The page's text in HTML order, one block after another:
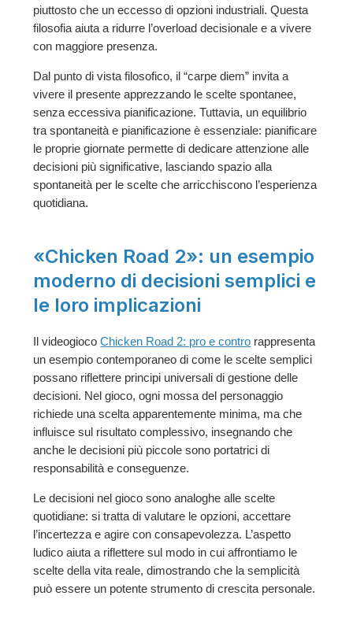
piuttosto che un eccesso di opzioni industriali. Questa
filosofia aiuta a ridurre l’overload decisionale e a vivere
con maggiore presenza.
Dal punto di vista filosofico, il “carpe diem” invita a
vivere il presente apprezzando le scelte spontanee,
senza eccessiva pianificazione. Tuttavia, un equilibrio
tra spontaneità e pianificazione è essenziale: pianificare
le proprie giornate permette di dedicare attenzione alle
decisioni più significative, lasciando spazio alla
spontaneità per le scelte che arricchiscono l’esperienza
quotidiana.
«Chicken Road 2»: un esempio
moderno di decisioni semplici e
le loro implicazioni
Il videogiocoChicken Road 2: pro e contro rappresenta
un esempio contemporaneo di come le scelte semplici
possano riflettere principi universali di gestione delle
decisioni. Nel gioco, ogni mossa del personaggio
richiede una scelta apparentemente minima, ma che
influisce sul risultato complessivo, insegnando che
anche le decisioni più piccole sono portatrici di
responsabilità e conseguenze.
Le decisioni nel gioco sono analoghe alle scelte
quotidiane: si tratta di valutare le opzioni, accettare
l’incertezza e agire con consapevolezza. L’aspetto
ludico aiuta a riflettere sul modo in cui affrontiamo le
scelte della vita reale, dimostrando che la semplicità
può essere un potente strumento di crescita personale.